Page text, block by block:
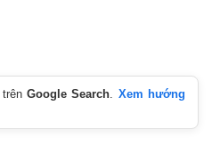
trênGoogle Search. Xem hướng